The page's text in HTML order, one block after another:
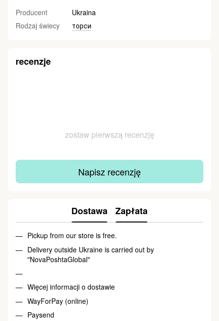
Producent
Ukraina
Rodzaj świecy
торси
recenzje
zostaw pierwszą recenzję
Napisz recenzję
Dostawa Zapłata
Pickup from our store is free.
Delivery outside Ukraine is carried out by
"NovaPoshtaGlobal"
Więcej informacji o dostawie
WayForPay (online)
Paysend